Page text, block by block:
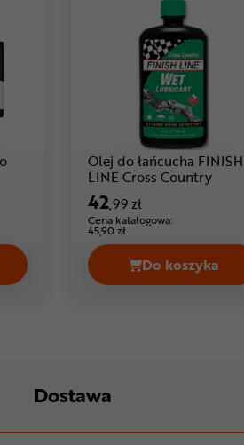
Cena 47,99 zł
EYEN Eco Degreaser + Olej do
Olej do łańcucha FINISH
LINE Cross Country
42,99 zł
Cena katalogowa:
45,90 zł
Do koszyka
Olej do
Dostawa